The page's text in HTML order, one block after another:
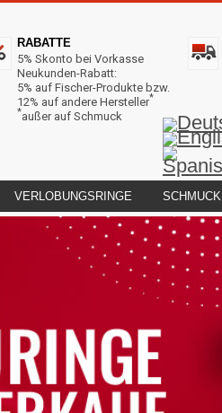
RABATTE
5% Skonto bei Vorkasse
Neukunden-Rabatt:
5% auf Fischer-Produkte bzw.
12% auf andere Hersteller*
*außer auf Schmuck
VERLOBUNGSRINGE SCHMUCK